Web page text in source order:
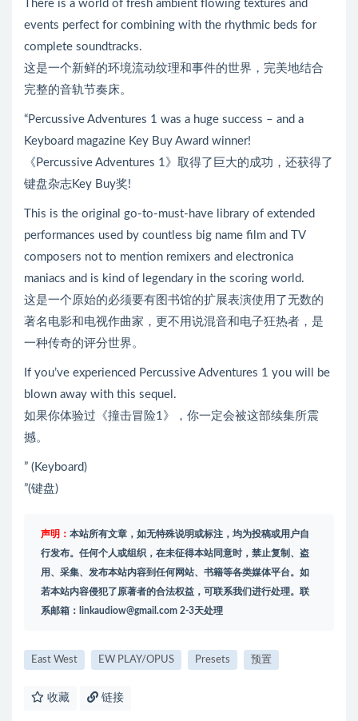
There is a world of fresh ambient flowing textures and
events perfect for combining with the rhythmic beds for
complete soundtracks.
这是一个新鲜的环境流动纹理和事件的世界，完美地结合
完整的音轨节奏床。
“Percussive Adventures 1 was a huge success – and a
Keyboard magazine Key Buy Award winner!
《Percussive Adventures 1》取得了巨大的成功，还获得了
键盘杂志Key Buy奖!
This is the original go-to-must-have library of extended
performances used by countless big name film and TV
composers not to mention remixers and electronica
maniacs and is kind of legendary in the scoring world.
这是一个原始的必须要有图书馆的扩展表演使用了无数的
著名电影和电视作曲家，更不用说混音和电子狂热者，是
一种传奇的评分世界。
If you’ve experienced Percussive Adventures 1 you will be
blown away with this sequel.
如果你体验过《撞击冒险1》，你一定会被这部续集所震
撼。
” (Keyboard)
”(键盘)
声明： 本站所有文章，如无特殊说明或标注，均为投稿或用户自
行发布。任何个人或组织，在未征得本站同意时，禁止复制、盗
用、采集、发布本站内容到任何网站、书籍等各类媒体平台。如
若本站内容侵犯了原著者的合法权益，可联系我们进行处理。联
系邮箱： linkaudiow@gmail.com 2-3天处理
East West EW PLAY/OPUS Presets 预置
收藏 链接